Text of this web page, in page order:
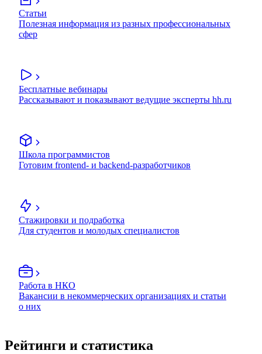
Статьи
Полезная информация из разных профессиональных
сфер
Бесплатные вебинары
Рассказывают и показывают ведущие эксперты hh.ru
Школа программистов
Готовим frontend- и backend-разработчиков
Стажировки и подработка
Для студентов и молодых специалистов
Работа в НКО
Вакансии в некоммерческих организациях и статьи
о них
Рейтинги и статистика